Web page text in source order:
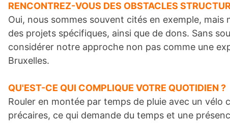
RENCONTREZ-VOUS DES OBSTACLES
Oui, nous sommes souvent cités en exemple,
des projets spécifiques, ainsi que de dons. Sans
considérer notre approche non pas comme une
Bruxelles.
QU'EST-CE QUI COMPLIQUE VOTRE QUOTIDIEN ?
Rouler en montée par temps de pluie avec un
précaires, ce qui demande du temps et une